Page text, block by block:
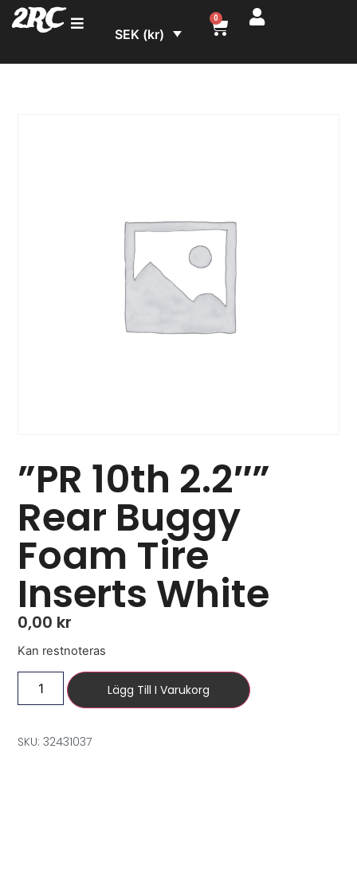
2RC SEK (kr)
0
”PR 10th 2.2″”
Rear Buggy
Foam Tire
Inserts White
0,00 kr
Kan restnoteras
Lägg Till I Varukorg
SKU: 32431037